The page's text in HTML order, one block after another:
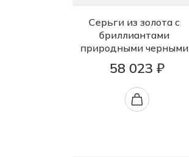
Серьги из золота с
бриллиантами
природными черными
58 023 ₽